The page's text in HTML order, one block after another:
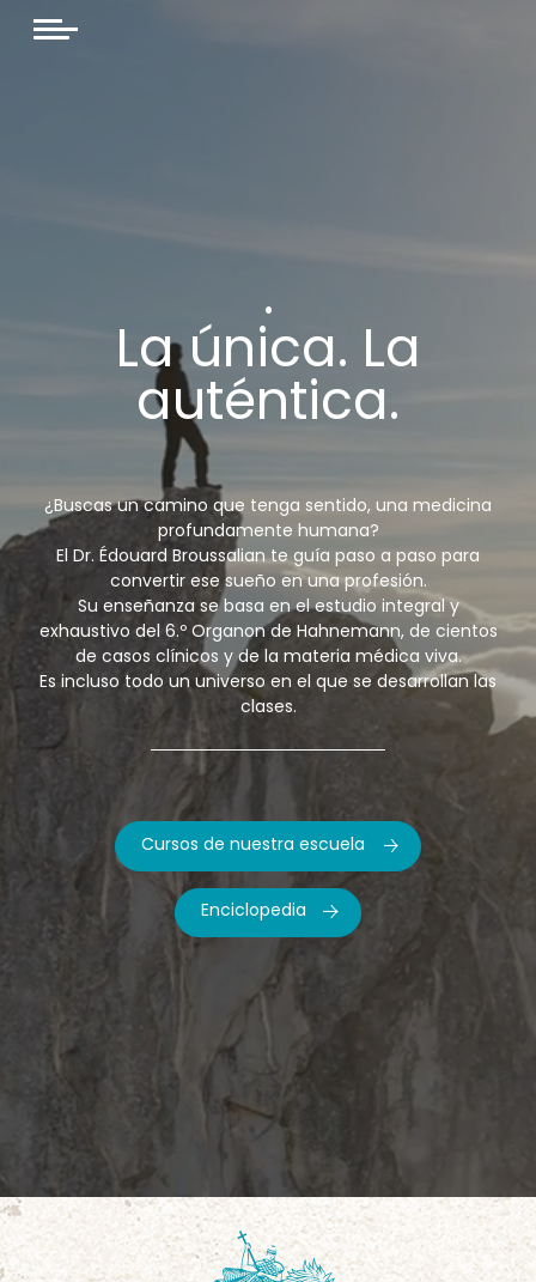
.
La única. La
auténtica.
¿Buscas un camino que tenga sentido, una medicina
profundamente humana?
El Dr. Édouard Broussalian te guía paso a paso para
convertir ese sueño en una profesión.
Su enseñanza se basa en el estudio integral y
exhaustivo del 6.º Organon de Hahnemann, de cientos
de casos clínicos y de la materia médica viva.
Es incluso todo un universo en el que se desarrollan las
clases.
Cursos de nuestra escuela
Enciclopedia